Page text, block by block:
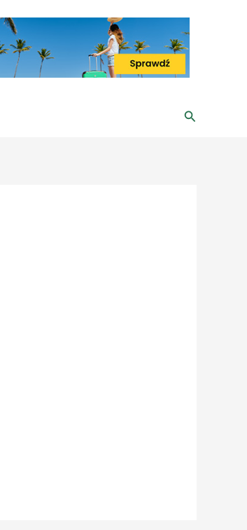
Szukaj